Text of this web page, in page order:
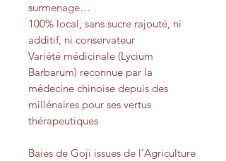
surmenage…
100% local, sans sucre rajouté, ni
additif, ni conservateur
Variété médicinale (Lycium
Barbarum) reconnue par la
médecine chinoise depuis des
millénaires pour ses vertus
thérapeutiques
Baies de Goji issues de l’Agriculture